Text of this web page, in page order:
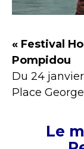
« Festival
Pompidou
Du 24
Place
Le